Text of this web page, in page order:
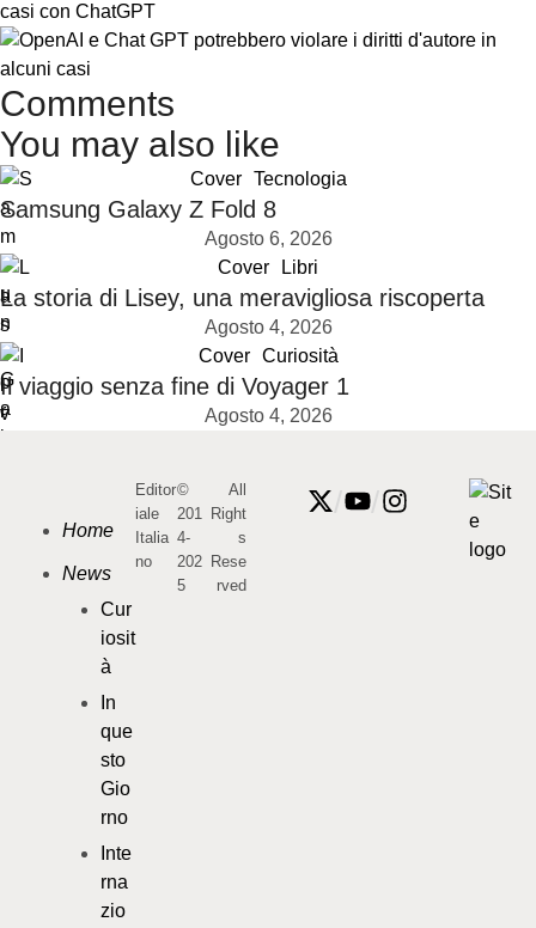
casi con ChatGPT
Comments
You may also like
Cover Tecnologia
Samsung Galaxy Z Fold 8
Agosto 6, 2026
Cover
Libri
La storia di Lisey, una meravigliosa riscoperta
Agosto 4, 2026
Cover
Curiosità
Il viaggio senza fine di Voyager 1
Agosto 4, 2026
Home
News
Cur
iosit
à
In
que
sto
Gio
rno
Inte
rna
zio
Editor
iale
Italia
no
©
201
4-
202
5
All
Right
s
Rese
rved